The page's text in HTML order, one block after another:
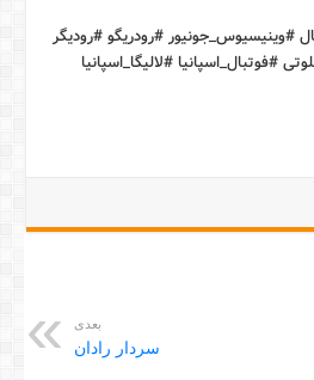
#وینیسیوس_جونیور #رودریگو #رودیگر
#فوتبال_اسپانیا #لالیگا_اسپانیا
بعدی
سردار رادان